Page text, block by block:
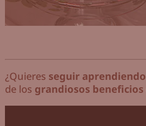
¿Quieres seguir aprendiendo
de los grandiosos beneficios